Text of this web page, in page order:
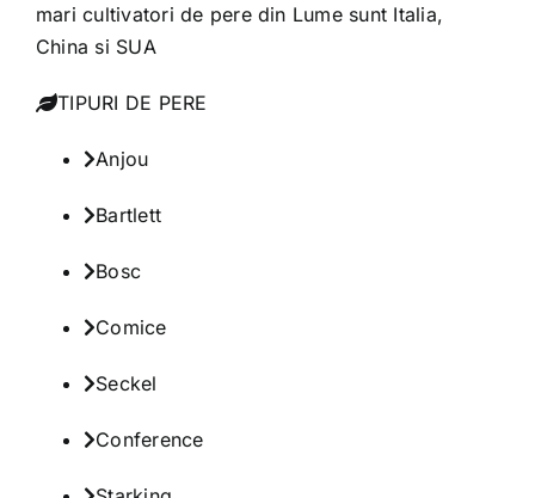
mari cultivatori de pere din Lume sunt Italia,
China si SUA
TIPURI DE PERE
Anjou
Bartlett
Bosc
Comice
Seckel
Conference